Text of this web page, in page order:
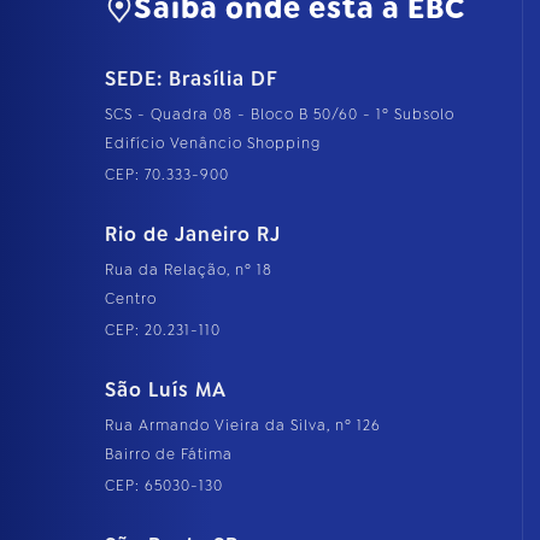
Saiba onde está a EBC
SEDE: Brasília DF
SCS - Quadra 08 - Bloco B 50/60 - 1º Subsolo
Edifício Venâncio Shopping
CEP: 70.333-900
Rio de Janeiro RJ
Rua da Relação, nº 18
Centro
CEP: 20.231-110
São Luís MA
Rua Armando Vieira da Silva, nº 126
Bairro de Fátima
CEP: 65030-130